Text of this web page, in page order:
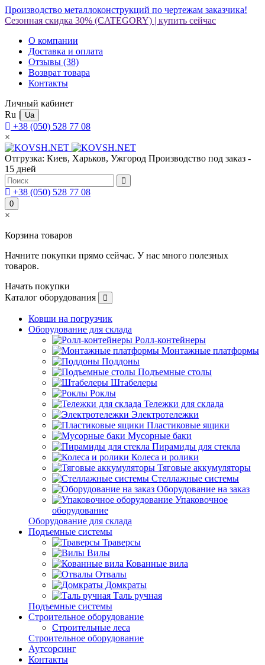
Производство металлоконструкций по чертежам заказчика!
Сезонная скидка 30% (CATEGORY) | купить сейчас
О компании
Доставка и оплата
Отзывы (38)
Возврат товара
Контакты
Личный кабинет
Ru | Ua
+38 (050) 528 77 08
×
Отгрузка: Киев, Харьков, Ужгород Производство под заказ -
15 дней
+38 (050) 528 77 08
0
×
Корзина товаров
Начните покупки прямо сейчас. У нас много полезных
товаров.
Начать покупки
Каталог оборудования
Ковши на погрузчик
Оборудование для склада
Ролл-контейнеры
Монтажные платформы
Поддоны
Подъемные столы
Штабелеры
Роклы
Тележки для склада
Электротележки
Пластиковые ящики
Мусорные баки
Пирамиды для стекла
Колеса и ролики
Тяговые аккумуляторы
Стеллажные системы
Оборудование на заказ
Упаковочное
оборудование
Оборудование для склада
Подъемные системы
Траверсы
Вилы
Кованные вила
Отвалы
Домкраты
Таль ручная
Подъемные системы
Строительное оборудование
Строительные леса
Строительное оборудование
Аутсорсинг
Контакты